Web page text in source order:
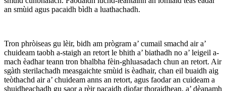
an smùid agus pacaidh bìdh a luathachadh.
Tron phròiseas gu lèir, bidh am prògram a’ cumail smachd air a’
chuideam taobh a-staigh an retort le bhith a’ biathadh no a’ leigeil a-
mach èadhar teann tron ​​bhalbha fèin-ghluasadach chun an retort. Air
sgàth sterilachadh measgaichte smùid is èadhair, chan eil buaidh aig
teòthachd air a’ chuideam anns an retort, agus faodar an cuideam a
shuidheachadh gu saor a rèir pacaidh diofar thoraidhean, a’ dèanamh